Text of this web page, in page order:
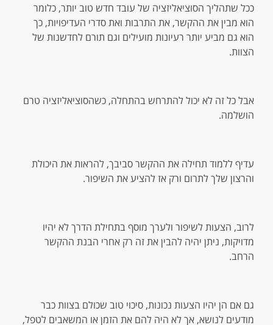
ככל שתהליך הסוציאליזציה של עובד חדש טוב יותר, כלומר
הוא מבין את ההקשר, את התרבות ואת סדרי העדיפויות, כך
הוא גם מביע יותר רעיונות מועילים וגם תורם לחדשנות של
הצוות.
אבל כל זה לא יכול להתרחש בהתחלה, כשהסוציאליזציה טרם
הושלמה.
עדיף ללמוד תחילה את ההקשר סביבך, להראות את היכולת
והרצון שלך לתרום ורק אז להציע את השיפור.
לרוב, הצעות לשיפור ולערך מוסף בתחילת הדרך לא יהיו
מדויקות, ניתן יהיה להבין את זה רק אחרי הבנת ההקשר
הרחב.
גם אם הן יהיו הצעות נכונות, סיכוי טוב שכולם בצוות כבר
מודעים לנושא, אך לא היה להם את הזמן או המשאבים לטפל,